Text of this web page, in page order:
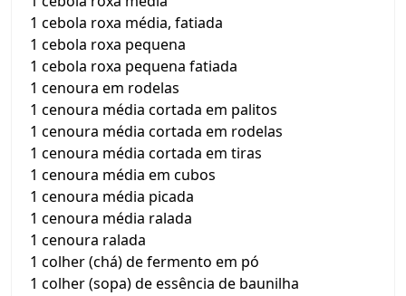
1 cebola roxa média, fatiada
1 cebola roxa pequena
1 cebola roxa pequena fatiada
1 cenoura em rodelas
1 cenoura média cortada em palitos
1 cenoura média cortada em rodelas
1 cenoura média cortada em tiras
1 cenoura média em cubos
1 cenoura média picada
1 cenoura média ralada
1 cenoura ralada
1 colher (chá) de fermento em pó
1 colher (sopa) de essência de baunilha